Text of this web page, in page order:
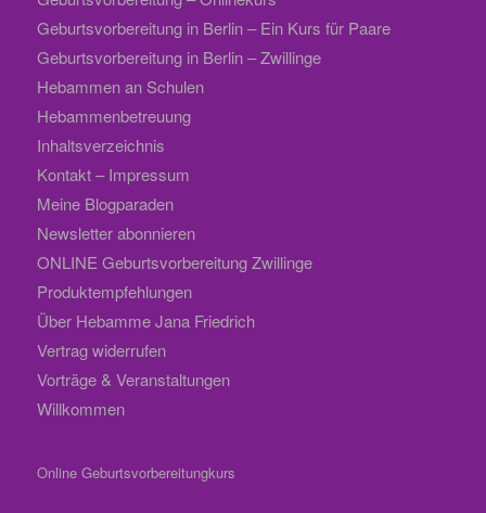
Geburtsvorbereitung in Berlin – Ein Kurs für Paare
Geburtsvorbereitung in Berlin – Zwillinge
Hebammen an Schulen
Hebammenbetreuung
Inhaltsverzeichnis
Kontakt – Impressum
Meine Blogparaden
Newsletter abonnieren
ONLINE Geburtsvorbereitung Zwillinge
Produktempfehlungen
Über Hebamme Jana Friedrich
Vertrag widerrufen
Vorträge & Veranstaltungen
Willkommen
Online Geburtsvorbereitungkurs